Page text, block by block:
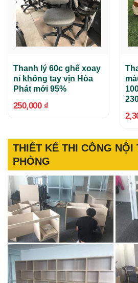
Thanh lý 60c ghế xoay
nỉ không tay vịn Hòa
Phát mới 95%
250,000 ₫
THIẾT KẾ THI CÔNG NỘI
PHÒNG